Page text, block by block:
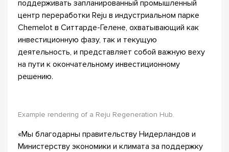
поддерживать запланированный промышленный
центр переработки Reju в индустриальном парке
Chemelot в Ситтарде-Гелене, охватывающий как
инвестиционную фазу, так и текущую
деятельность, и представляет собой важную веху
на пути к окончательному инвестиционному
решению.
Example rendering of a Reju Regeneration Hub.
«Мы благодарны правительству Нидерландов и
Министерству экономики и климата за поддержку